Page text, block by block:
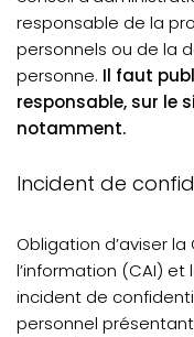
responsable de la
personnels ou de la
personne. Il faut
responsable, sur le
notamment.
Incident de
Obligation d’aviser
l’information (CAI)
incident de
personnel